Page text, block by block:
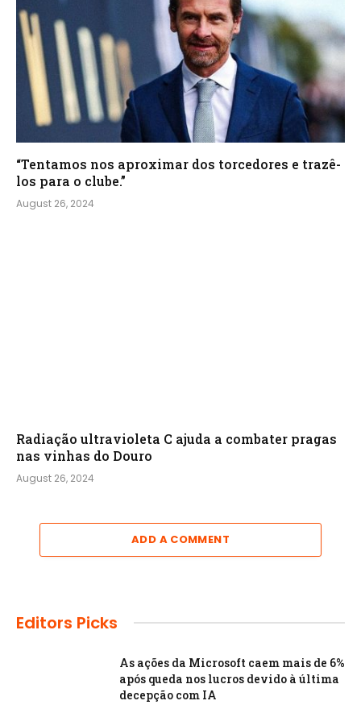
“Tentamos nos aproximar dos torcedores e trazê-
los para o clube.”
August 26, 2024
Radiação ultravioleta C ajuda a combater pragas
nas vinhas do Douro
August 26, 2024
ADD A COMMENT
Editors Picks
As ações da Microsoft caem mais de 6%
após queda nos lucros devido à última
decepção com IA